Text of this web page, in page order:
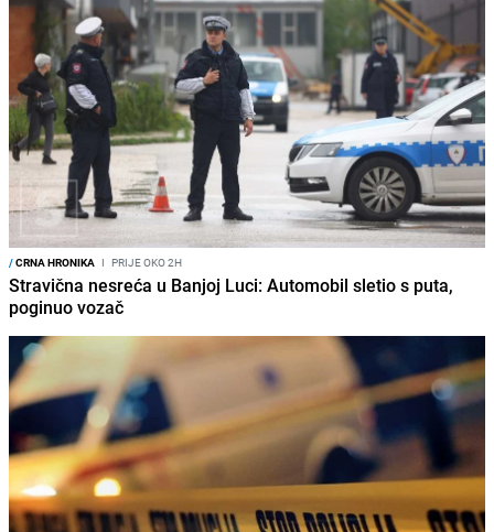
/CRNA HRONIKA I PRIJE OKO 2H
Stravična nesreća u Banjoj Luci: Automobil sletio s puta,
poginuo vozač